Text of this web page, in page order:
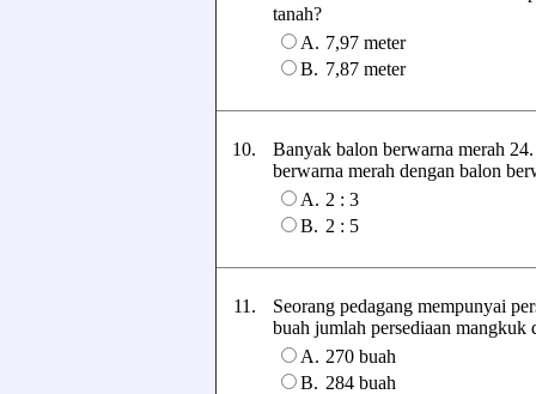
tanah?
A. 7,97 meter
B. 7,87 meter
10.
Banyak balon berwarna merah
berwarna merah dengan balon
A. 2 : 3
B. 2 : 5
11.
Seorang pedagang mempunyai
buah jumlah persediaan mangkuk
A. 270 buah
B. 284 buah